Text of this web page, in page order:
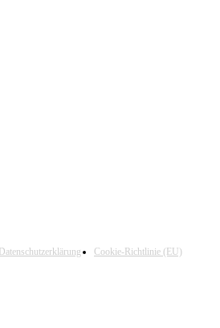
Datenschutzerklärung Cookie-Richtlinie (EU)